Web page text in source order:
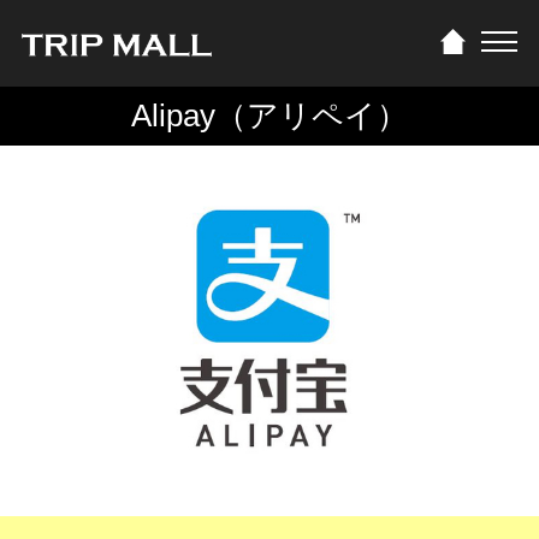
Alipay（アリペイ）